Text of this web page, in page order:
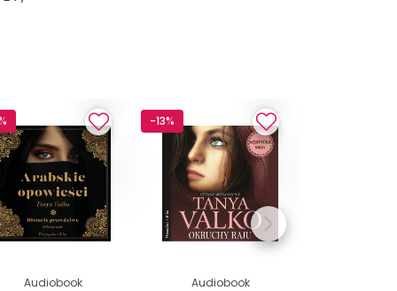
Audiobook
-13%
Audiobook